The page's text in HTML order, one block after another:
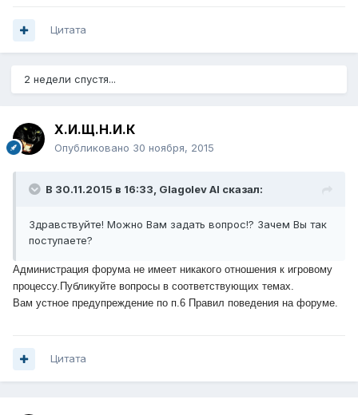
Цитата
2 недели спустя...
Х.И.Щ.Н.И.К
Опубликовано 30 ноября, 2015
В 30.11.2015 в 16:33, Glagolev AI сказал:
Здравствуйте! Можно Вам задать вопрос!? Зачем Вы так
поступаете?
Администрация форума не имеет никакого отношения к игровому
процессу. Публикуйте вопросы в соответствующих темах.
Вам устное предупреждение по п.6 Правил поведения на форуме.
Цитата